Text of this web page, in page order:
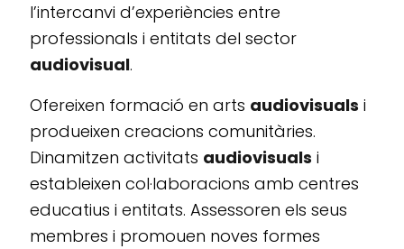
l’intercanvi d’experiències entre
professionals i entitats del sector
audiovisual.
Ofereixen formació en arts audiovisuals i
produeixen creacions comunitàries.
Dinamitzen activitats audiovisuals i
estableixen col·laboracions amb centres
educatius i entitats. Assessoren els seus
membres i promouen noves formes